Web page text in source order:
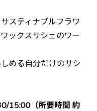
スティナブルフラワ
ックスサシェのワー
める自分だけのサシ
15:00（所要時間 約